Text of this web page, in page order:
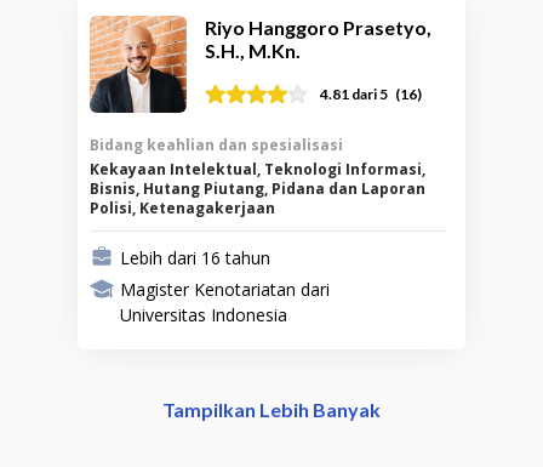
Riyo Hanggoro Prasetyo,
S.H., M.Kn.
4.81 dari 5 (16)
Bidang keahlian dan spesialisasi
Kekayaan Intelektual, Teknologi Informasi,
Bisnis, Hutang Piutang, Pidana dan Laporan
Polisi, Ketenagakerjaan
Lebih dari 16 tahun
Magister Kenotariatan dari
Universitas Indonesia
Tampilkan Lebih Banyak